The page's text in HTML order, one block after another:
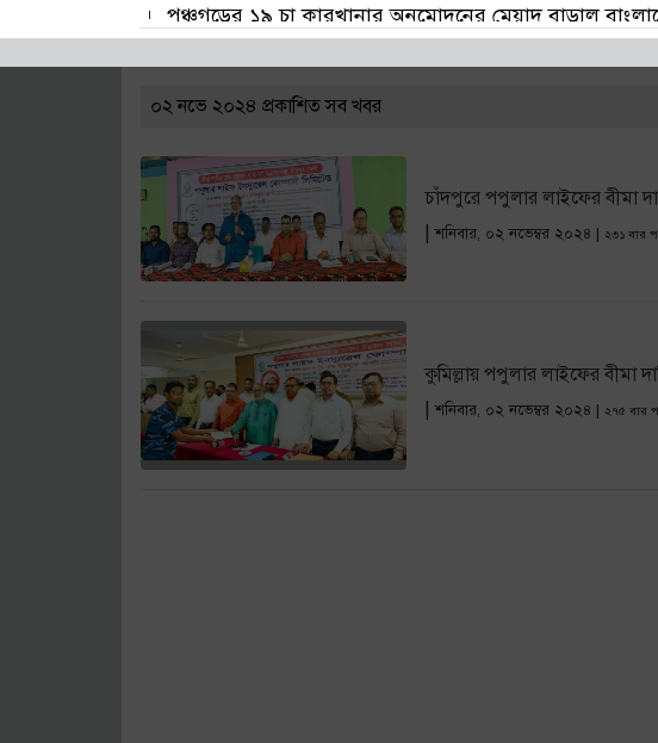
পঞ্চগড়ের ১৯ চা কারখানার অনুমোদনের মেয়াদ বাড়াল
জাল শেয়ার জামানতে ঋণ: ঢাকা ব্যাংকের সাবেক চার
বীমা দাবি নিষ্পত্তিতে বাধ্যতামূলক অডিট রিপোর্টে আপত্তি
শেয়ার কারসাজি মামলা: সাকিবসহ ১৫ জনের বিরুদ্ধে তদন্ত শেষ
পপুলার লাইফের বীমা দাবীর চেক হস্তান্তর ও ব্যবসা
প্রোটেক্টিভ লাইফের সঙ্গে হলিডে ইন ঢাকা সিটি সেন্টারের চুক্তি
০২ নভে ২০২৪ প্রকাশিত সব খবর
চাঁদপুরে পপুলার লাইফের বীমা
| শনিবার, ০২ নভেম্বর ২০২৪ | ২৩১ বার
কুমিল্লায় পপুলার লাইফের বীমা
| শনিবার, ০২ নভেম্বর ২০২৪ | ২৭৫ বার